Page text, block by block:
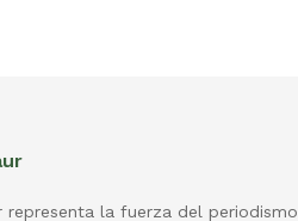
representa la fuerza del periodismo